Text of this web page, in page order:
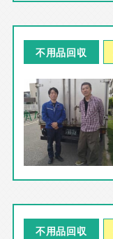
不用品回収
不用品回収